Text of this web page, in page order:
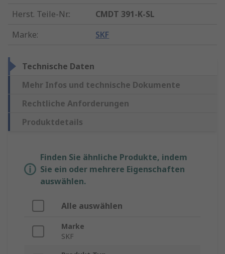
Herst. Teile-Nr.:
CMDT 391-K-SL
Marke: SKF
Technische Daten
Mehr Infos und technische Dokumente
Rechtliche Anforderungen
Produktdetails
Finden Sie ähnliche Produkte, indem
Sie ein oder mehrere Eigenschaften
auswählen.
Alle auswählen
Marke
SKF